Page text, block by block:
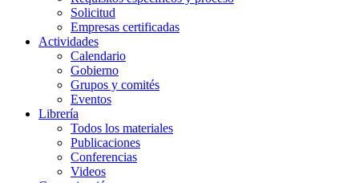
Solicitud
Empresas certificadas
Actividades
Calendario
Gobierno
Grupos y comités
Eventos
Librería
Todos los materiales
Publicaciones
Conferencias
Videos